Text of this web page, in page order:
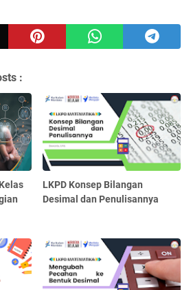
:
LKPD Konsep Bilangan
Desimal dan Penulisannya